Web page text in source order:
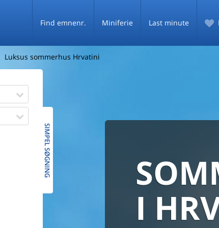
Find emnenr. Miniferie Last minute
Luksus sommerhus Hrvatini
SIMPEL SØGNING
I
MED
HELE
De fleste